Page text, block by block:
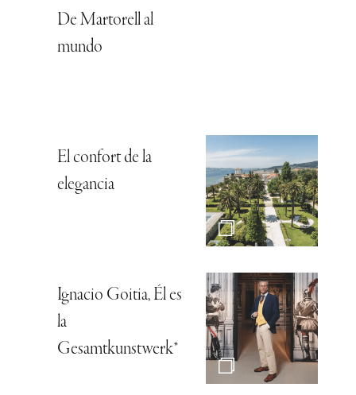
De Martorell al
mundo
El confort de la
elegancia
Ignacio Goitia, Él es
la
Gesamtkunstwerk*